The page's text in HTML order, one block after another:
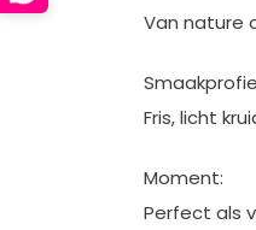
Van nature
Fris, licht
Moment:
Perfect als